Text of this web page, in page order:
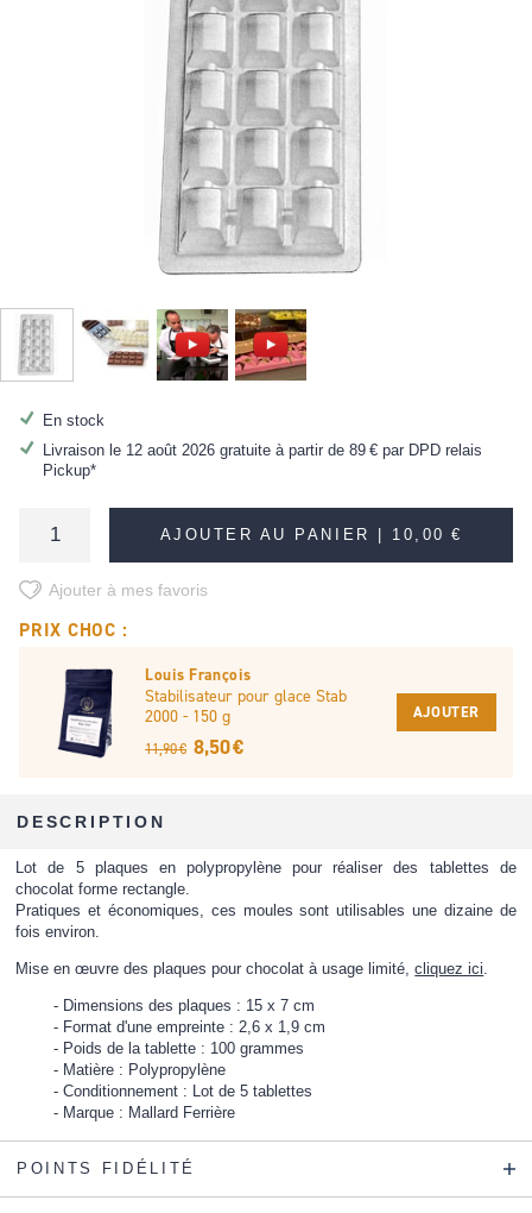
En stock
Livraison le 12 août 2026 gratuite à partir de 89 €par DPD relais
Pickup*
AJOUTER AU PANIER | 10,00 €
Ajouter à mes favoris
PRIX CHOC :
Louis François
Stabilisateur pour glace Stab
2000 - 150 g
11,90 € 8,50 €
AJOUTER
DESCRIPTION
Lot de 5 plaques en polypropylène pour réaliser des tablettes de
chocolat forme rectangle.
Pratiques et économiques, ces moules sont utilisables une dizaine de
fois environ.
Mise en œuvre des plaques pour chocolat à usage limité,cliquez ici.
Dimensions des plaques : 15 x 7 cm
Format d'une empreinte : 2,6 x 1,9 cm
Poids de la tablette : 100 grammes
Matière : Polypropylène
Conditionnement : Lot de 5 tablettes
Marque : Mallard Ferrière
POINTS FIDÉLITÉ